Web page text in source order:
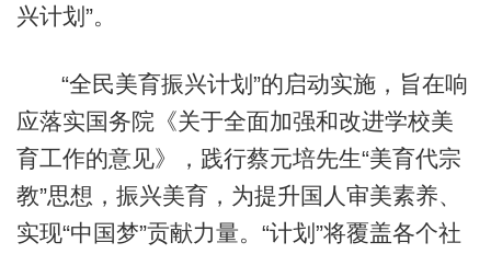
兴计划”。
“全民美育振兴计划”的启动实施，旨在响
应落实国务院《关于全面加强和改进学校美
育工作的意见》，践行蔡元培先生“美育代宗
教”思想，振兴美育，为提升国人审美素养、
实现“中国梦”贡献力量。“计划”将覆盖各个社